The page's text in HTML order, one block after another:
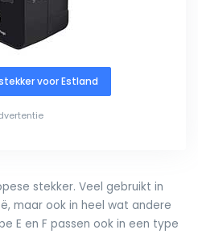
voor Estland
stekker. Veel gebruikt in
maar ook in heel wat andere
E en F passen ook in een type